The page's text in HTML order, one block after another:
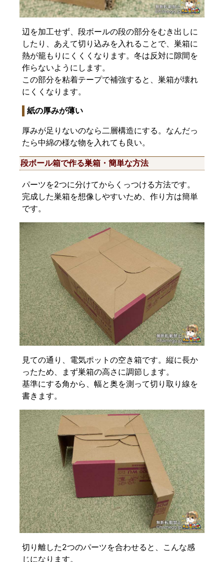
辺を加工せず、段ボールの段の部分をむき出しに
したり、あえて切り込みを入れることで、巣箱に
熱が籠もりにくくくなります。冬は反対に隙間を
作らないようにします。
この部分を粘着テープで補強すると、巣箱が壊れ
にくくなります。
紙の厚みが薄い
厚みが足りないのなら二層構造にする。なんだっ
たら中綿の様な物を入れても良い。
段ボール箱で作る巣箱・簡単な方法
パーツを2つに分けてからくっつける方法です。
完成した巣箱を想像しやすいため、作り方は簡単
です。
見ての通り、電気ポットの空き箱です。縦に長か
ったため、まず巣箱の高さに調節します。
基準にする角から、幅と奥を測って切り取り線を
書きます。
切り離した2つのパーツを合わせると、こんな感
じになります。